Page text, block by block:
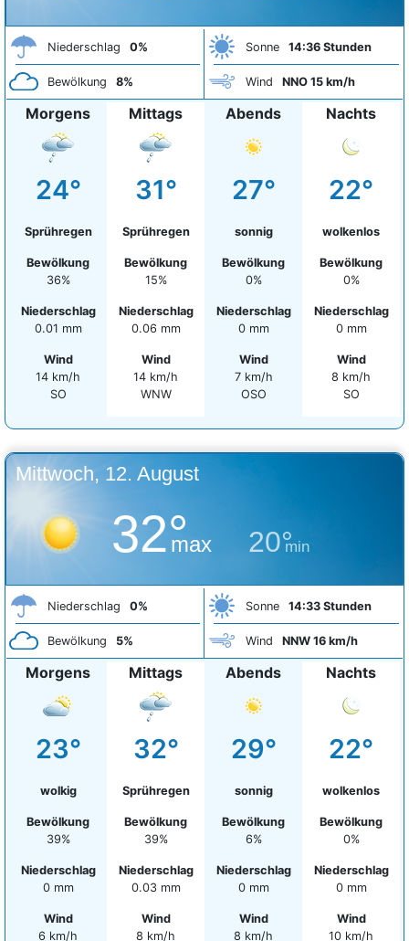
Niederschlag 0%
Bewölkung 8%
Sonne 14:36 Stunden
Wind NNO 15 km/h
Morgens
24°
Sprühregen
Bewölkung
36%
Niederschlag
0.01 mm
Wind
14 km/h
SO
Mittags
31°
Sprühregen
Bewölkung
15%
Niederschlag
0.06 mm
Wind
14 km/h
WNW
Abends
27°
sonnig
Bewölkung
0%
Niederschlag
0 mm
Wind
7 km/h
OSO
Nachts
22°
wolkenlos
Bewölkung
0%
Niederschlag
0 mm
Wind
8 km/h
SO
Mittwoch, 12. August
32°
max 20°
min
Niederschlag 0%
Bewölkung 5%
Sonne 14:33 Stunden
Wind NNW 16 km/h
Morgens
23°
wolkig
Bewölkung
39%
Niederschlag
0 mm
Wind
6 km/h
Mittags
32°
Sprühregen
Bewölkung
39%
Niederschlag
0.03 mm
Wind
8 km/h
Abends
29°
sonnig
Bewölkung
6%
Niederschlag
0 mm
Wind
8 km/h
Nachts
22°
wolkenlos
Bewölkung
0%
Niederschlag
0 mm
Wind
10 km/h